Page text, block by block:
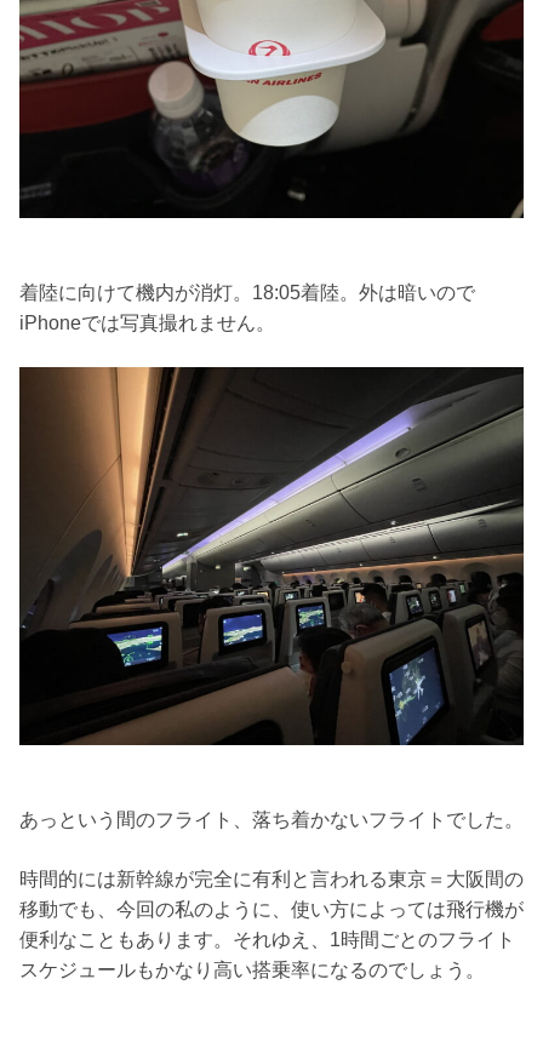
着陸に向けて機内が消灯。18:05着陸。外は暗いので
iPhoneでは写真撮れません。
あっという間のフライト、落ち着かないフライトでした。
時間的には新幹線が完全に有利と言われる東京＝大阪間の
移動でも、今回の私のように、使い方によっては飛行機が
便利なこともあります。それゆえ、1時間ごとのフライト
スケジュールもかなり高い搭乗率になるのでしょう。